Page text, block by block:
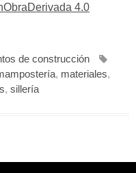
4.0
de construcción
, materiales,
, sillería